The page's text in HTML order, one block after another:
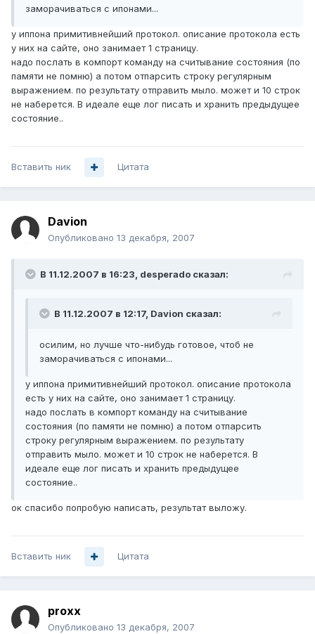
заморачиваться с ипонами...
у иппона примитивнейший протокол. описание протокола есть
у них на сайте, оно занимает 1 страницу.
надо послать в компорт команду на считывание состояния (по
памяти не помню) а потом отпарсить строку регулярным
выражением. по результату отправить мыло. может и 10 строк
не наберется. В идеале еще лог писать и хранить предыдущее
состояние..
Вставить ник Цитата
Davion
Опубликовано 13 декабря, 2007
В 11.12.2007 в 16:23, desperado сказал:
В 11.12.2007 в 12:17, Davion сказал:
осилим, но лучше что-нибудь готовое, чтоб не
заморачиваться с ипонами...
у иппона примитивнейший протокол. описание протокола
есть у них на сайте, оно занимает 1 страницу.
надо послать в компорт команду на считывание
состояния (по памяти не помню) а потом отпарсить
строку регулярным выражением. по результату
отправить мыло. может и 10 строк не наберется. В
идеале еще лог писать и хранить предыдущее
состояние..
ок спасибо попробую написать, результат выложу.
Вставить ник Цитата
proxx
Опубликовано 13 декабря, 2007